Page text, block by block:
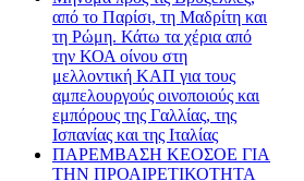
από το Παρίσι, τη Μαδρίτη και
τη Ρώμη. Κάτω τα χέρια από
την ΚΟΑ οίνου στη
μελλοντική ΚΑΠ για τους
αμπελουργούς οινοποιούς και
εμπόρους της Γαλλίας, της
Ισπανίας και της Ιταλίας
ΠΑΡΕΜΒΑΣΗ ΚΕΟΣΟΕ ΓΙΑ
ΤΗΝ ΠΡΟΑΙΡΕΤΙΚΟΤΗΤΑ